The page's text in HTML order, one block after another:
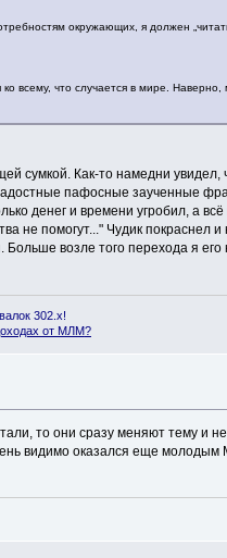
окружающих, я должен
всему, что случается в мире. Наверно,
сумкой. Как-то намедни увидел,
пафосные заученные
денег и времени угробил, а
не помогут..." Чудик покраснел
возле того перехода я его
302.x!
от МЛМ?
то они сразу меняют тему и
видимо оказался еще